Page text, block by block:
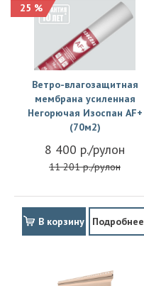
25 %
Ветро-влагозащитная
мембрана усиленная
Негорючая Изоспан АF+
(70м2)
8 400 р./рулон
11 201 р./рулон
В корзину Подробнее